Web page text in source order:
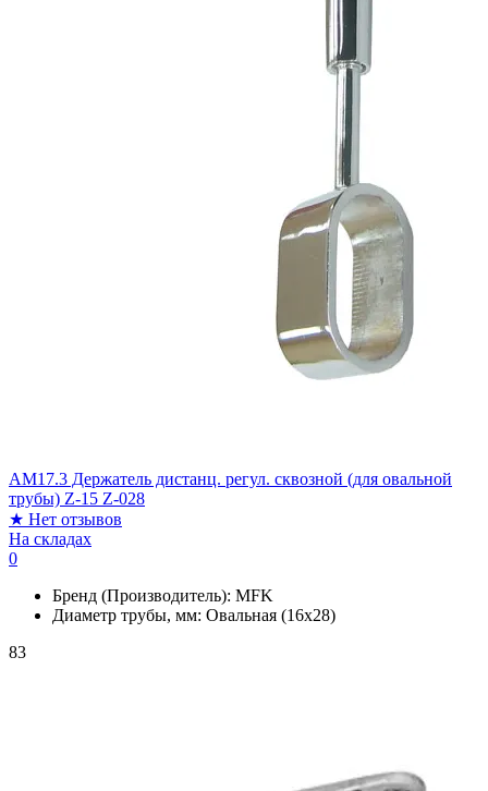
АМ17.3 Держатель дистанц. регул. сквозной (для овальной
трубы) Z-15 Z-028
★ Нет отзывов
На складах
0
Бренд (Производитель): MFK
Диаметр трубы, мм: Овальная (16х28)
83